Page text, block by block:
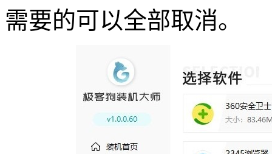
需要的可以全部取消。